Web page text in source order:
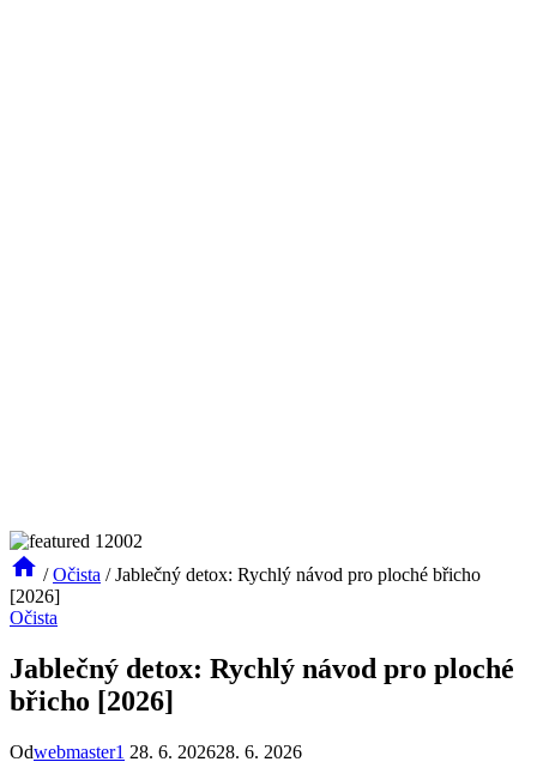
/ Očista / Jablečný detox: Rychlý návod pro ploché břicho
[2026]
Očista
Jablečný detox: Rychlý návod pro ploché
břicho [2026]
Odwebmaster1 28. 6. 202628. 6. 2026